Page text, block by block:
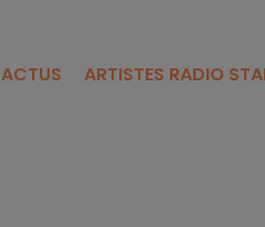
ACTUS ARTISTES RADIO